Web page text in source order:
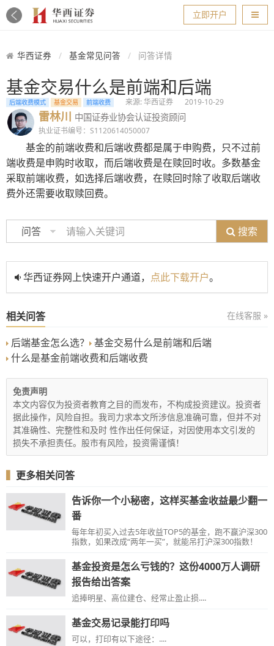
导航
立即开户
华西证券 基金常见问答 问答详情
基金交易什么是前端和后端
后端收费模式 基金交易 前端收费 来源: 华西证券 2019-10-29
雷林川 中国证券业协会认证投资顾问
执业证书编号：S1120614050007
基金的前端收费和后端收费都是属于申购费，只不过前
端收费是申购时收取，而后端收费是在赎回时收。多数基金
采取前端收费，如选择后端收费，在赎回时除了收取后端收
费外还需要收取赎回费。
问答 搜索
华西证券网上快速开户通道， 点此下载开户。
相关问答 在线客服 »
后端基金怎么选？
基金交易什么是前端和后端
什么是基金前端收费和后端收费
免责声明
本文内容仅为投资者教育之目的而发布，不构成投资建议。投资者
据此操作，风险自担。我司力求本文所涉信息准确可靠，但并不对
其准确性、完整性和及时 性作出任何保证，对因使用本文引发的
损失不承担责任。股市有风险，投资需谨慎！
▍ 更多相关问答
告诉你一个小秘密，这样买基金收益最少翻一
番
每年年初买入过去5年收益TOP5的基金，跑不赢沪深300
指数，如果改成“两年一买”，就能吊打沪深300指数！
基金投资是怎么亏钱的？这份4000万人调研
报告给出答案
追捧明星、高位建仓、经常止盈止损....
基金交易记录能打印吗
可以，打印有以下途径：....